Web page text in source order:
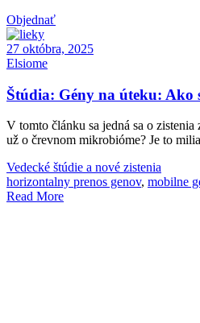
Objednať
27 októbra, 2025
Elsiome
Štúdia: Gény na úteku: Ako
V tomto článku sa jedná sa o
už o črevnom mikrobióme? Je to
Vedecké štúdie a nové zistenia
horizontalny prenos genov, mobilne
Read More